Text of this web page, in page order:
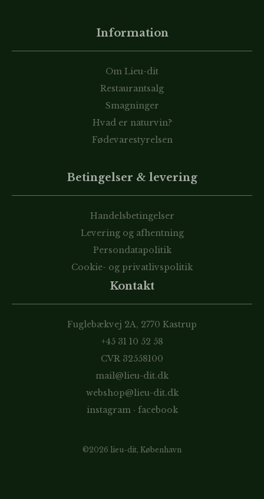
Information
Om Lieu-dit
Restaurantsalg
Smagninger
Hvad er naturvin?
Fødevarestyrelsen
Betingelser & levering
Handelsbetingelser
Levering og afhentning
Persondatapolitik
Cookie- og privatlivspolitik
Kontakt
Fuglebækvej 2A, 2770 Kastrup
+45 31 10 52 58
CVR 32558100
mail@lieu-dit.dk
webshop@lieu-dit.dk
instagram· facebook
©2026 lieu-dit, København